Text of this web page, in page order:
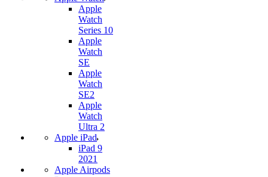
Apple
Watch
Series 10
Apple
Watch
SE
Apple
Watch
SE2
Apple
Watch
Ultra 2
Apple iPad
iPad 9
2021
Apple Airpods